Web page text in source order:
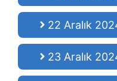
22 Aralık
23 Aralık